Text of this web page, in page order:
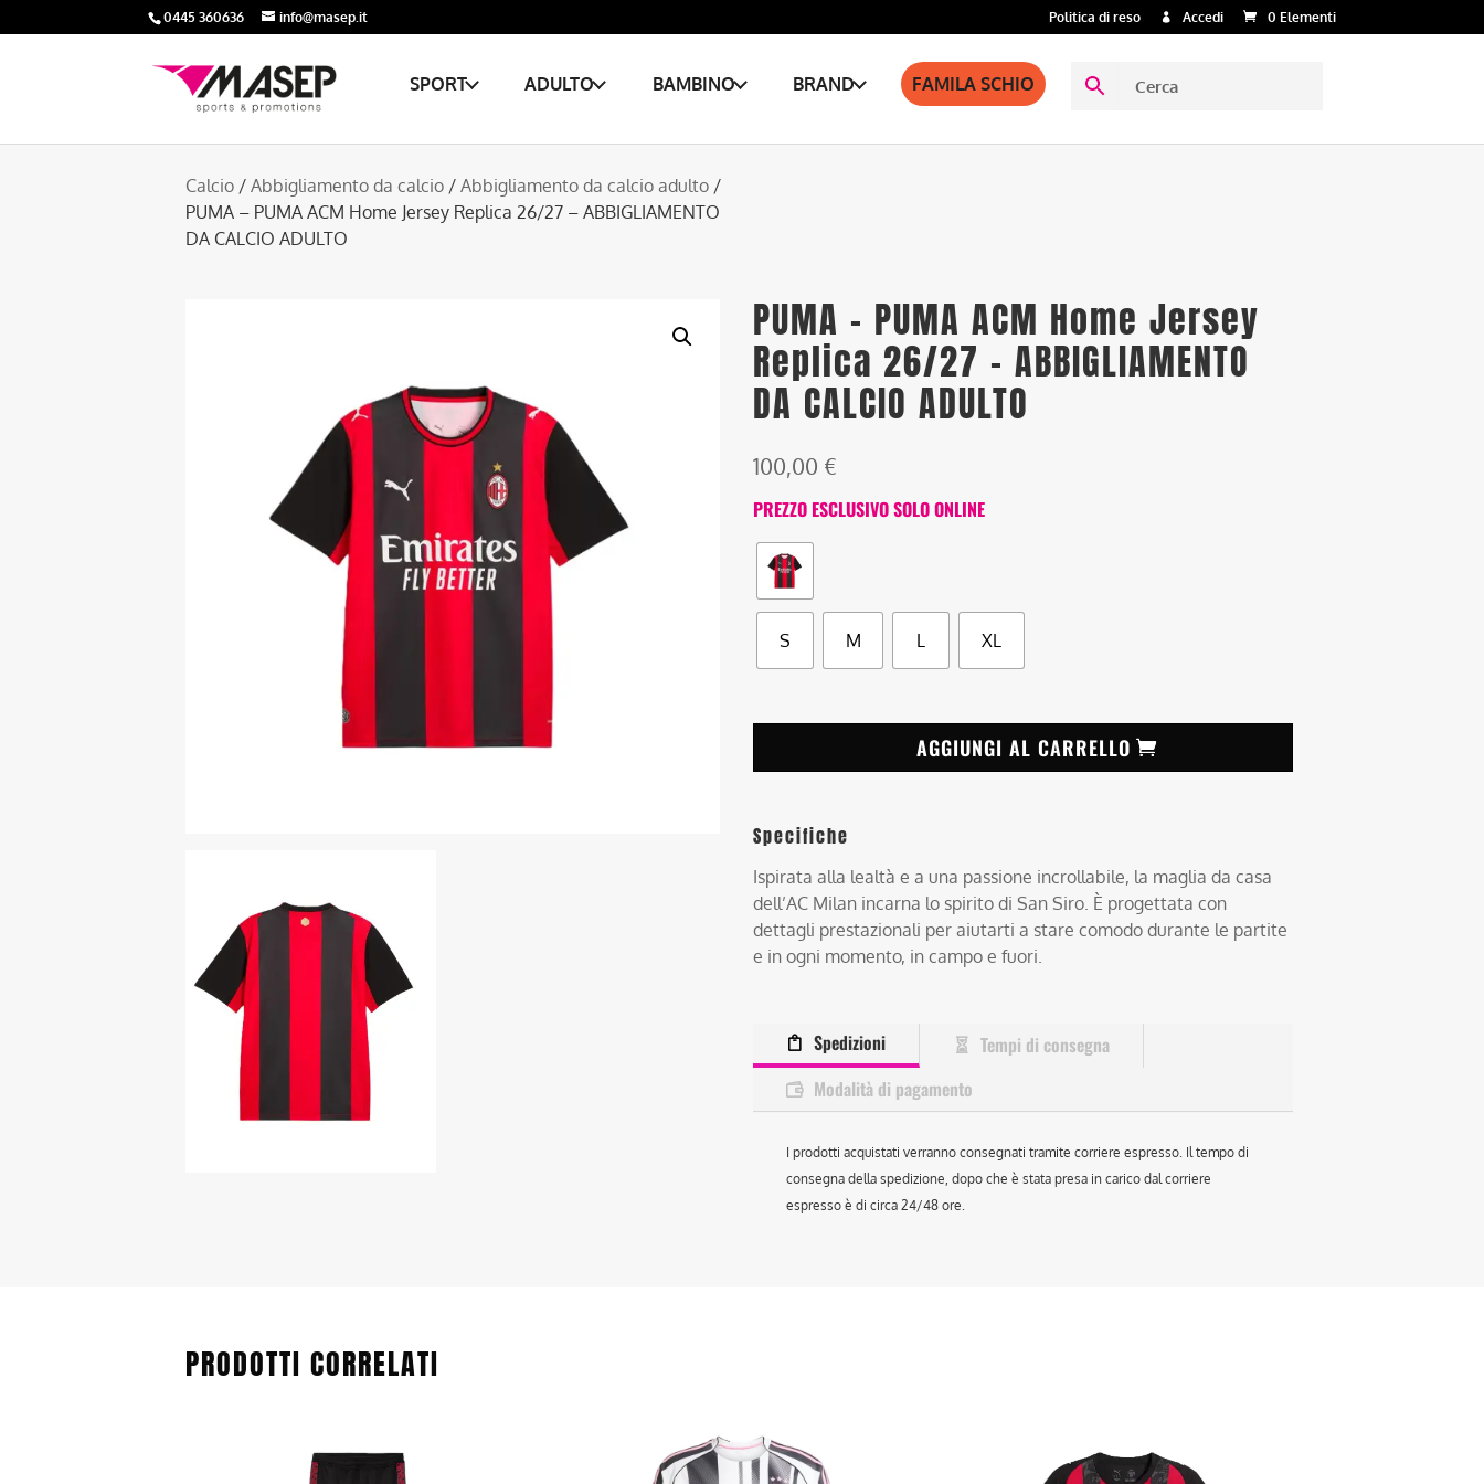
0445 360636 info@masep.it Politica di reso Accedi 0 Elementi
SPORT ADULTO BAMBINO BRAND FAMILA SCHIO
Calcio / Abbigliamento da calcio / Abbigliamento da calcio adulto /
PUMA – PUMA ACM Home Jersey Replica 26/27 – ABBIGLIAMENTO
DA CALCIO ADULTO
PUMA – PUMA ACM Home Jersey
Replica 26/27 – ABBIGLIAMENTO
DA CALCIO ADULTO
100,00 €
PREZZO ESCLUSIVO SOLO ONLINE
S M L XL
AGGIUNGI AL CARRELLO
Specifiche
Ispirata alla lealtà e a una passione incrollabile, la maglia da casa
dell’AC Milan incarna lo spirito di San Siro. È progettata con
dettagli prestazionali per aiutarti a stare comodo durante le partite
e in ogni momento, in campo e fuori.
Spedizioni
Tempi di consegna
Modalità di pagamento
I prodotti acquistati verranno consegnati tramite corriere espresso. Il tempo di
consegna della spedizione, dopo che è stata presa in carico dal corriere
espresso è di circa 24/48 ore.
PRODOTTI CORRELATI